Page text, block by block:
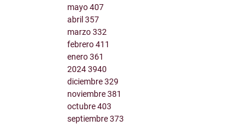
mayo407
abril357
marzo332
febrero411
enero361
20243940
diciembre329
noviembre381
octubre403
septiembre373